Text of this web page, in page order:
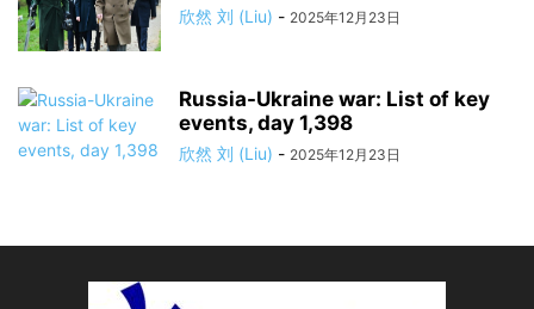
欣然 刘 (Liu) - 2025年12月23日
Russia-Ukraine war: List of key
events, day 1,398
欣然 刘 (Liu) - 2025年12月23日